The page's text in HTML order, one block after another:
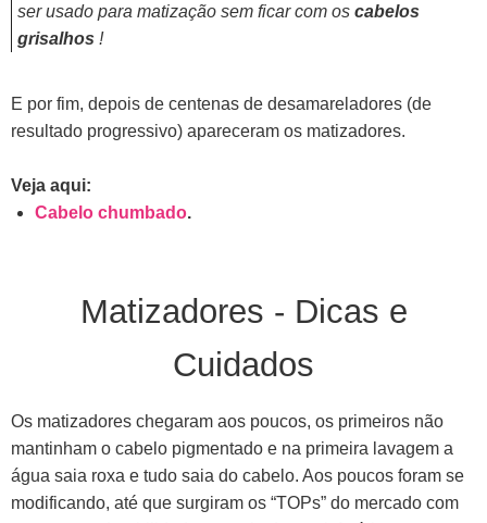
ser usado para matização sem ficar com os cabelos
grisalhos !
E por fim, depois de centenas de desamareladores (de
resultado progressivo) apareceram os matizadores.
Veja aqui:
Cabelo chumbado.
Matizadores - Dicas e
Cuidados
Os matizadores chegaram aos poucos, os primeiros não
mantinham o cabelo pigmentado e na primeira lavagem a
água saia roxa e tudo saia do cabelo. Aos poucos foram se
modificando, até que surgiram os “TOPs” do mercado com